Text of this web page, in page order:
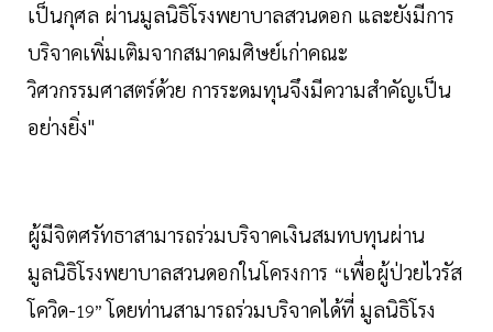
เป็นกุศล ผ่านมูลนิธิโรงพยาบาลสวนดอก และยังมีการ
บริจาคเพิ่มเติมจากสมาคมศิษย์เก่าคณะ
วิศวกรรมศาสตร์ด้วย การระดมทุนจึงมีความสำคัญเป็น
อย่างยิ่ง"
ผู้มีจิตศรัทธาสามารถร่วมบริจาคเงินสมทบทุนผ่าน
มูลนิธิโรงพยาบาลสวนดอกในโครงการ “เพื่อผู้ป่วยไวรัส
โควิด-19” โดยท่านสามารถร่วมบริจาคได้ที่ มูลนิธิโรง